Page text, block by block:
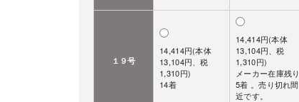
１９号
14,414円(本体
13,104円、税
1,310円)
14着
14,414円(本体
13,104円、税
1,310円)
メーカー在庫残り
5着 。売り切れ間
近です。